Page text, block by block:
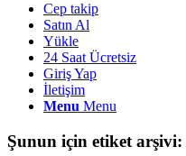
Cep takip
Satın Al
Yükle
24 Saat Ücretsiz
Giriş Yap
İletişim
Menu Menu
Şunun için etiket arşivi: